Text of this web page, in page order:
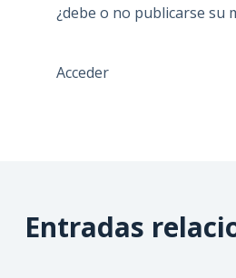
¿debe o no publicarse su
Acceder
Entradas